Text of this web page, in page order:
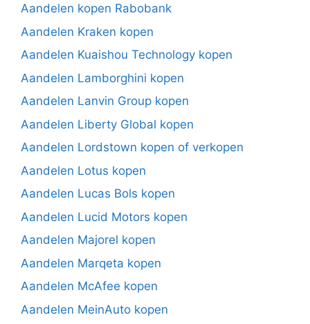
Aandelen kopen Rabobank
Aandelen Kraken kopen
Aandelen Kuaishou Technology kopen
Aandelen Lamborghini kopen
Aandelen Lanvin Group kopen
Aandelen Liberty Global kopen
Aandelen Lordstown kopen of verkopen
Aandelen Lotus kopen
Aandelen Lucas Bols kopen
Aandelen Lucid Motors kopen
Aandelen Majorel kopen
Aandelen Marqeta kopen
Aandelen McAfee kopen
Aandelen MeinAuto kopen